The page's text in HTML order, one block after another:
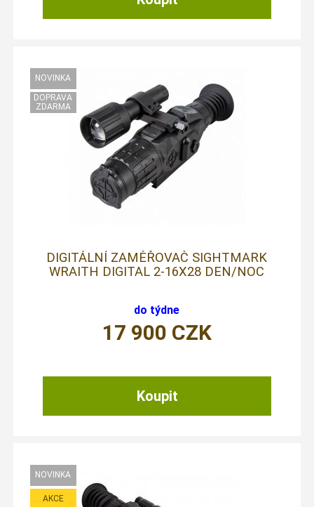
DIGITÁLNÍ ZAMĚŘOVAČ SIGHTMARK
WRAITH DIGITAL 2-16X28 DEN/NOC
do týdne
17 900 CZK